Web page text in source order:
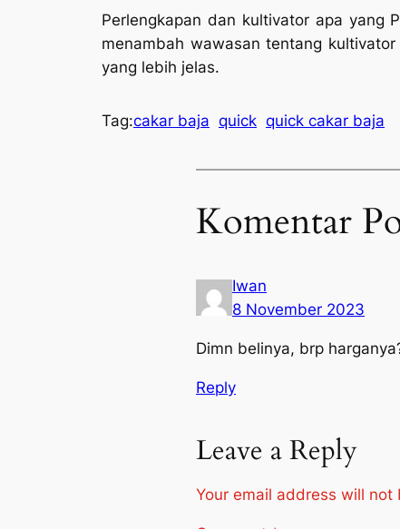
Perlengkapan dan kultivator apa yang
menambah wawasan tentang
yang lebih jelas.
Tag:cakar baja quick quick cakar baja
Komentar
Iwan
8 November 2023
Dimn belinya, brp
Reply
Leave a Reply
Your email address will not